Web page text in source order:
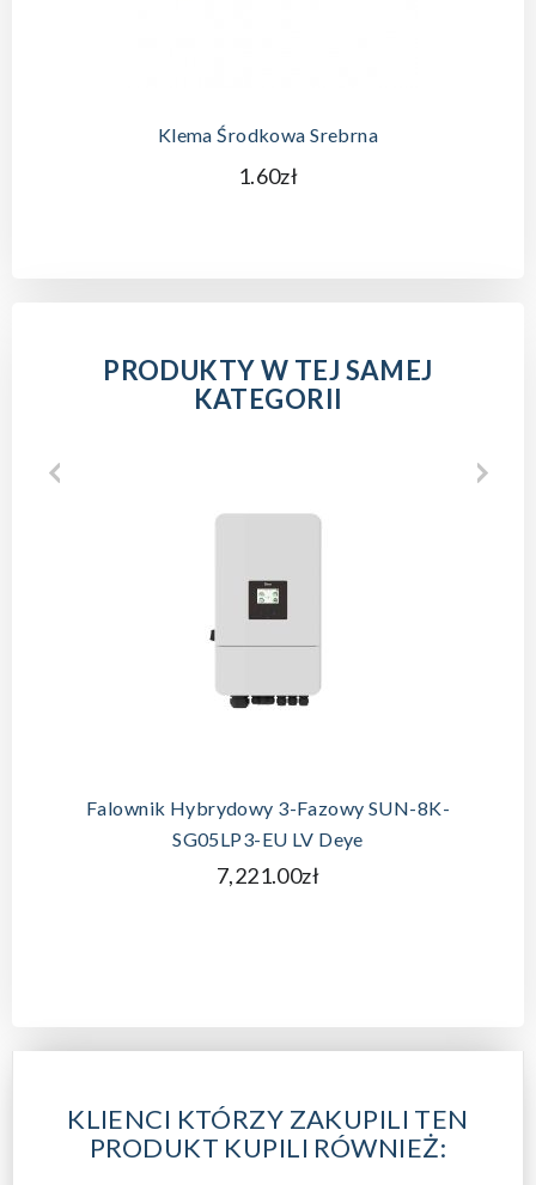
Klema Środkowa Srebrna
1.60zł
PRODUKTY W TEJ SAMEJ
KATEGORII
Falownik Hybrydowy 3-Fazowy SUN-8K-
SG05LP3-EU LV Deye
7,221.00zł
KLIENCI KTÓRZY ZAKUPILI TEN
PRODUKT KUPILI RÓWNIEŻ: